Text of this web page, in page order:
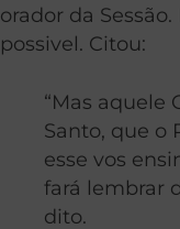
orador da
possivel. Citou:
“Mas aquele
Santo, que o
esse vos
fará lembrar
dito.